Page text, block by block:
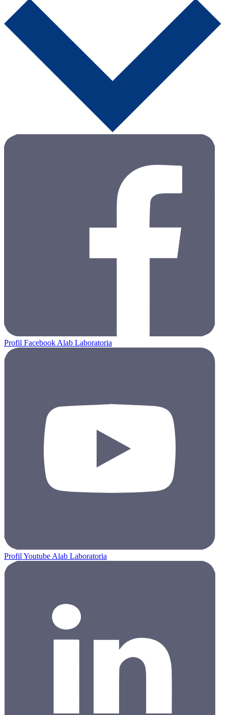
Profil Facebook Alab Laboratoria
Profil Youtube Alab Laboratoria